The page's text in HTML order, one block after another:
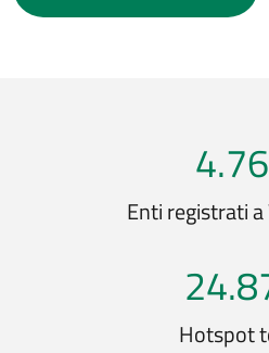
Enti registrati
Hotspot